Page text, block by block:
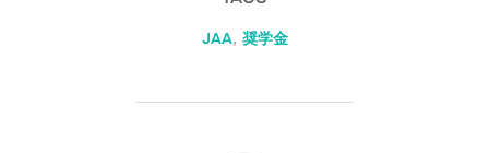
JAA, 奨学金